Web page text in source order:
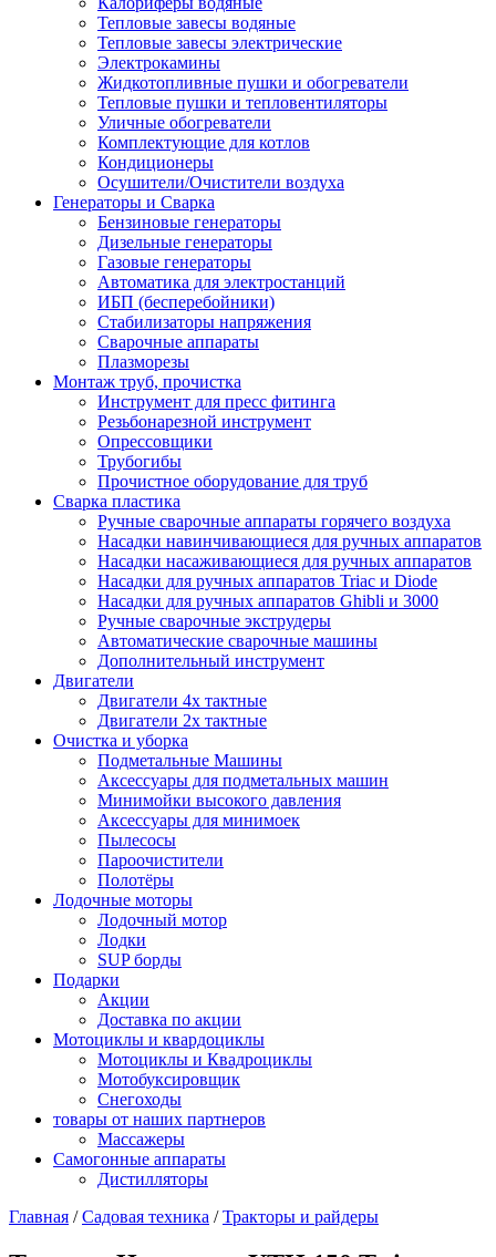
Тепловые завесы водяные
Тепловые завесы электрические
Электрокамины
Жидкотопливные пушки и обогреватели
Тепловые пушки и тепловентиляторы
Уличные обогреватели
Комплектующие для котлов
Кондиционеры
Осушители/Очистители воздуха
Генераторы и Сварка
Бензиновые генераторы
Дизельные генераторы
Газовые генераторы
Автоматика для электростанций
ИБП (бесперебойники)
Стабилизаторы напряжения
Сварочные аппараты
Плазморезы
Монтаж труб, прочистка
Инструмент для пресс фитинга
Резьбонарезной инструмент
Опрессовщики
Трубогибы
Прочистное оборудование для труб
Сварка пластика
Ручные сварочные аппараты горячего воздуха
Насадки навинчивающиеся для ручных аппаратов
Насадки насаживающиеся для ручных аппаратов
Насадки для ручных аппаратов Triac и Diode
Насадки для ручных аппаратов Ghibli и 3000
Ручные сварочные экструдеры
Автоматические сварочные машины
Дополнительный инструмент
Двигатели
Двигатели 4х тактные
Двигатели 2х тактные
Очистка и уборка
Подметальные Машины
Аксессуары для подметальных машин
Минимойки высокого давления
Аксессуары для минимоек
Пылесосы
Пароочистители
Полотёры
Лодочные моторы
Лодочный мотор
Лодки
SUP борды
Подарки
Акции
Доставка по акции
Мотоциклы и квардоциклы
Мотоциклы и Квадроциклы
Мотобуксировщик
Снегоходы
товары от наших партнеров
Массажеры
Самогонные аппараты
Дистилляторы
Главная /Садовая техника /Тракторы и райдеры